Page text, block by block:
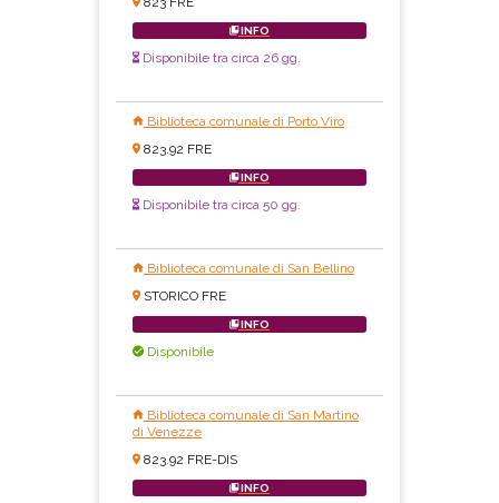
INFO
Disponibile tra circa 26 gg.
Biblioteca comunale di Porto Viro
823.92 FRE
INFO
Disponibile tra circa 50 gg.
Biblioteca comunale di San Bellino
STORICO FRE
INFO
Disponibile
Biblioteca comunale di San Martino
di Venezze
823.92 FRE-DIS
INFO